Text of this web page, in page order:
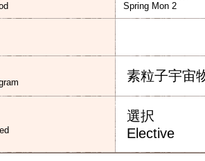
Spring Mon 2
素粒子宇宙
選択
Elective